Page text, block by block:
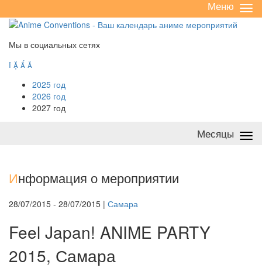
/
Меню
Мы в социальных сетях
   
2025 год
2026 год
2027 год
Месяцы
Информация о мероприятии
28/07/2015 - 28/07/2015 | Самара
Feel Japan! ANIME PARTY
2015, Самара